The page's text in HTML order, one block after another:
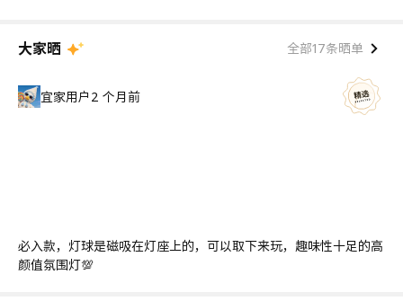
大家晒 全部17条晒单
宜家用户 2 个月前
必入款，灯球是磁吸在灯座上的，可以取下来玩，趣味性十足的高
颜值氛围灯💯